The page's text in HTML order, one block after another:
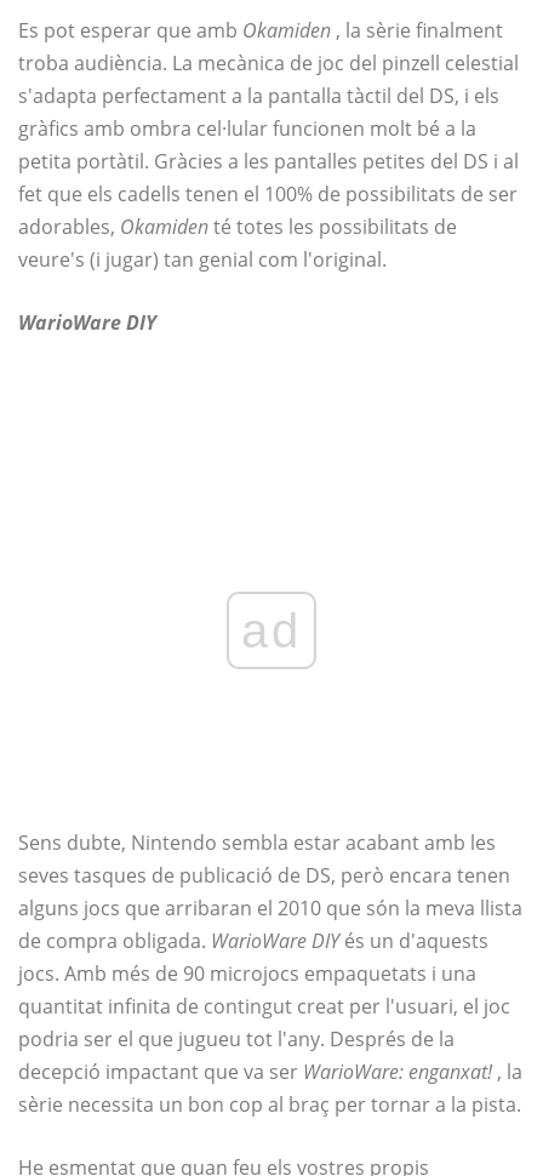
Es pot esperar que amb Okamiden , la sèrie finalment
troba audiència. La mecànica de joc del pinzell celestial
s'adapta perfectament a la pantalla tàctil del DS, i els
gràfics amb ombra cel·lular funcionen molt bé a la
petita portàtil. Gràcies a les pantalles petites del DS i al
fet que els cadells tenen el 100% de possibilitats de ser
adorables, Okamidenté totes les possibilitats de
veure's (i jugar) tan genial com l'original.
WarioWare DIY
ad
Sens dubte, Nintendo sembla estar acabant amb les
seves tasques de publicació de DS, però encara tenen
alguns jocs que arribaran el 2010 que són la meva llista
de compra obligada. WarioWare DIYés un d'aquests
jocs. Amb més de 90 microjocs empaquetats i una
quantitat infinita de contingut creat per l'usuari, el joc
podria ser el que jugueu tot l'any. Després de la
decepció impactant que va ser WarioWare: enganxat!, la
sèrie necessita un bon cop al braç per tornar a la pista.
He esmentat que quan feu els vostres propis